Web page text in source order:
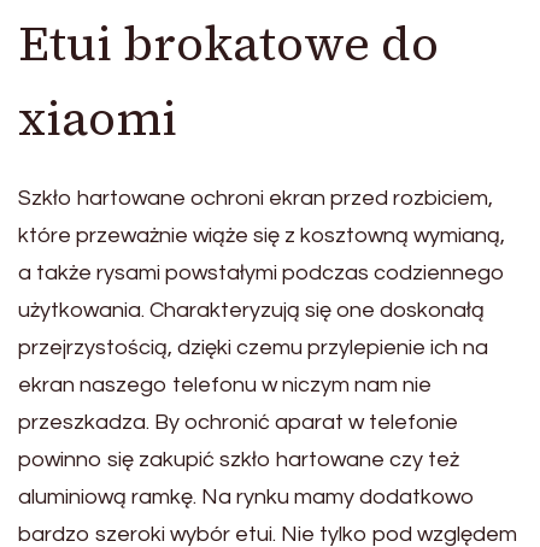
Etui brokatowe do
xiaomi
Szkło hartowane ochroni ekran przed rozbiciem,
które przeważnie wiąże się z kosztowną wymianą,
a także rysami powstałymi podczas codziennego
użytkowania. Charakteryzują się one doskonałą
przejrzystością, dzięki czemu przylepienie ich na
ekran naszego telefonu w niczym nam nie
przeszkadza. By ochronić aparat w telefonie
powinno się zakupić szkło hartowane czy też
aluminiową ramkę. Na rynku mamy dodatkowo
bardzo szeroki wybór etui. Nie tylko pod względem